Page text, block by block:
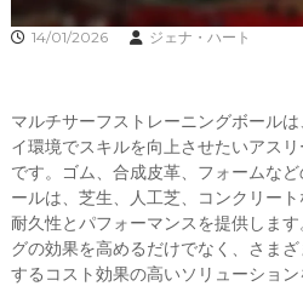
14/01/2026 ジェナ・ハート
マルチサーフストレーニングボール
イ環境でスキルを向上させたいアス
です。ゴム、合成皮革、フォームな
ールは、芝生、人工芝、コンクリー
耐久性とパフォーマンスを提供しま
グの効果を高めるだけでなく、さま
するコスト効果の高いソリューション